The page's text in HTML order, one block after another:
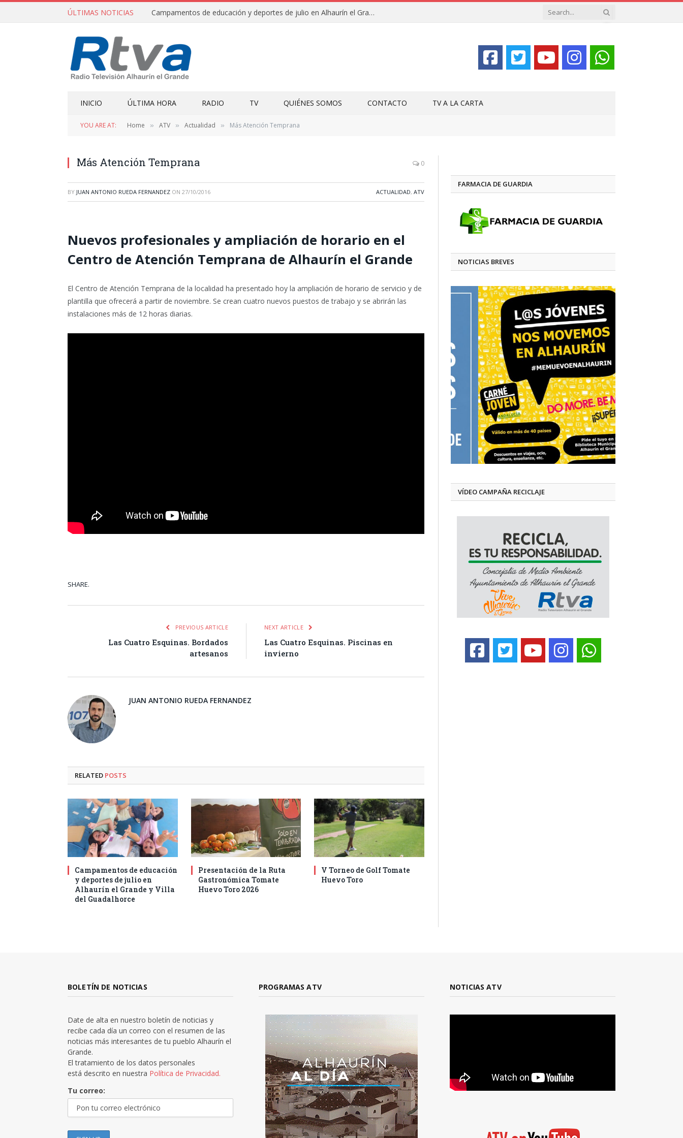
ÚLTIMAS NOTICIAS Campamentos de educación y deportes de julio en Alhaurín el Grande y Villa del Guadalhorce
INICIO ÚLTIMA HORA RADIO TV QUIÉNES SOMOS CONTACTO TV A LA CARTA
YOU ARE AT: Home » ATV » Actualidad » Más Atención Temprana
Más Atención Temprana 0
BY JUAN ANTONIO RUEDA FERNANDEZ ON 27/10/2016 ACTUALIDAD, ATV
Nuevos profesionales y ampliación de horario en el
Centro de Atención Temprana de Alhaurín el Grande
El Centro de Atención Temprana de la localidad ha presentado hoy la ampliación de horario de servicio y de
plantilla que ofrecerá a partir de noviembre. Se crean cuatro nuevos puestos de trabajo y se abrirán las
instalaciones más de 12 horas diarias.
SHARE.
PREVIOUS ARTICLE
Las Cuatro Esquinas. Bordados
artesanos
NEXT ARTICLE
Las Cuatro Esquinas. Piscinas en
invierno
JUAN ANTONIO RUEDA FERNANDEZ
RELATED POSTS
Campamentos de educación
y deportes de julio en
Alhaurín el Grande y Villa
del Guadalhorce
Presentación de la Ruta
Gastronómica Tomate
Huevo Toro 2026
V Torneo de Golf Tomate
Huevo Toro
FARMACIA DE GUARDIA
NOTICIAS BREVES
VÍDEO CAMPAÑA RECICLAJE
BOLETÍN DE NOTICIAS
Date de alta en nuestro boletín de noticias y
recibe cada día un correo con el resumen de las
noticias más interesantes de tu pueblo Alhaurín el
Grande.
El tratamiento de los datos personales
está descrito en nuestra Política de Privacidad.
Tu correo:
PROGRAMAS ATV NOTICIAS ATV